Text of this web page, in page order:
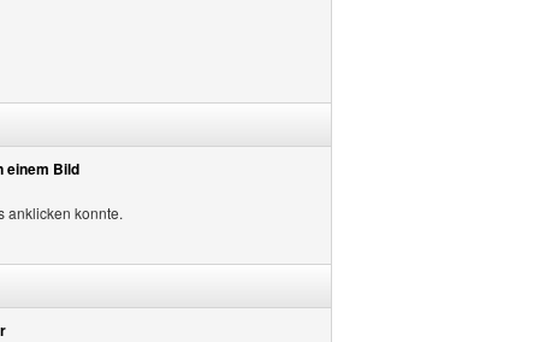
einem Bild
anklicken konnte.